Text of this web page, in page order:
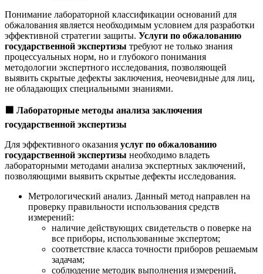
Понимание лабораторной классификации оснований для
обжалования является необходимым условием для разработки
эффективной стратегии защиты. Услуги по обжалованию
государственной экспертизы требуют не только знания
процессуальных норм, но и глубокого понимания
методологии экспертного исследования, позволяющей
выявить скрытые дефекты заключения, неочевидные для лиц,
не обладающих специальными знаниями.
Лабораторные методы анализа заключения
государственной экспертизы
Для эффективного оказания услуг по обжалованию
государственной экспертизы необходимо владеть
лабораторными методами анализа экспертных заключений,
позволяющими выявить скрытые дефекты исследования.
Метрологический анализ. Данный метод направлен на
проверку правильности использования средств
измерений:
наличие действующих свидетельств о поверке на
все приборы, использованные экспертом;
соответствие класса точности приборов решаемым
задачам;
соблюдение методик выполнения измерений,